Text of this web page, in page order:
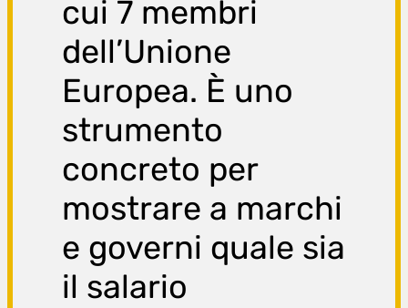
cui 7 membri
dell’Unione
Europea. È uno
strumento
concreto per
mostrare a marchi
e governi quale sia
il salario